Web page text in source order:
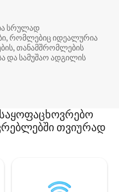
სრულად
რომლებიც იდეალურია
თანამშრომლების
და სამუშაო ადგილის
თვიურად